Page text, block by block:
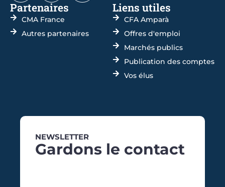
Partenaires
CMA France
Autres partenaires
Liens utiles
CFA Amparà
Offres d'emploi
Marchés publics
Publication des comptes
Vos élus
NEWSLETTER
Gardons le contact